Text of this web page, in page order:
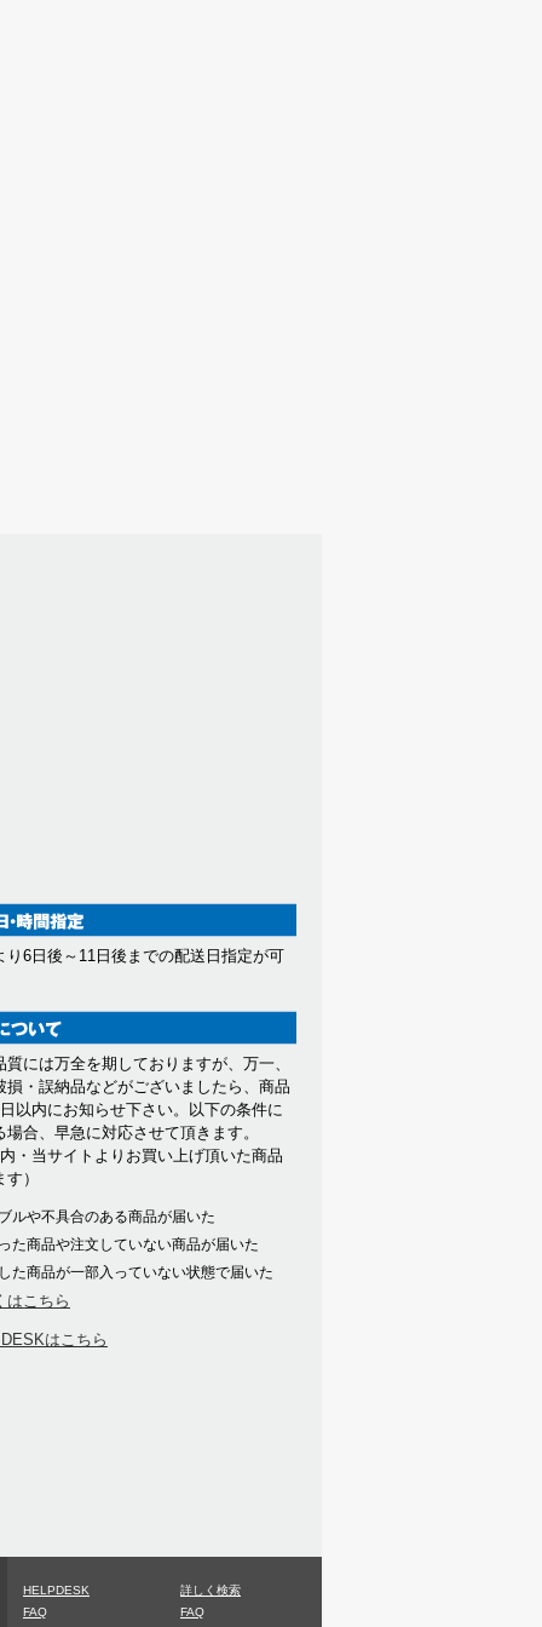
り6日後～11日後までの配送日指定が可
質には万全を期しておりますが、万一、
損・誤納品などがございましたら、商品
以内にお知らせ下さい。以下の条件に
場合、早急に対応させて頂きます。
・当サイトよりお買い上げ頂いた商品
）
ルや不具合のある商品が届いた
た商品や注文していない商品が届いた
た商品が一部入っていない状態で届いた
こちら
はこちら
HELPDESK
FAQ
詳しく検索
FAQ